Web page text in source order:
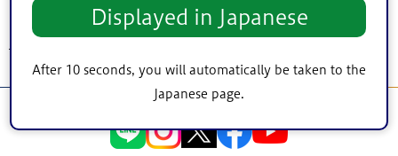
Displayed in Japanese
After 10 seconds, you will automatically be taken to the
Japanese page.